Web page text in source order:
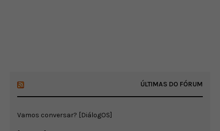
ÚLTIMAS DO FÓRUM
Vamos conversar? [DiálogOS]